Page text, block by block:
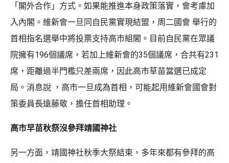
「閣外合作」方式。如果能推進本身政策落實，會考慮加
入內閣。維新會一旦同自民黨實現結盟，周二國會 舉行的
首相指名選舉中將投票支持高市組閣。目前自民黨在眾議
院擁有196個議席，若加上維新會的35個議席，合共有231
席，距離過半門檻只差兩席，因此高市草苗當選已成定
局。消息說 ，高市一旦成為首相，可能起用維新會國會對
策委員長遠藤敬，擔任首相助理。
高市早苗秋祭沒參拜靖國神社
另一方面，靖國神社秋季大祭結束，多年來都有參拜的高